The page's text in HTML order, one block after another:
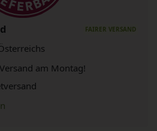
am Montag!